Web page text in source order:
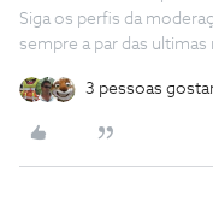
Siga os perfis da
sempre a par das ultimas
3 pessoas